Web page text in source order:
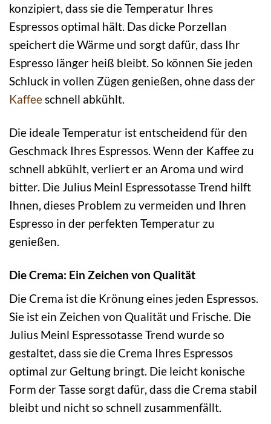
konzipiert, dass sie die Temperatur Ihres
Espressos optimal hält. Das dicke Porzellan
speichert die Wärme und sorgt dafür, dass Ihr
Espresso länger heiß bleibt. So können Sie jeden
Schluck in vollen Zügen genießen, ohne dass der
Kaffeeschnell abkühlt.
Die ideale Temperatur ist entscheidend für den
Geschmack Ihres Espressos. Wenn der Kaffee zu
schnell abkühlt, verliert er an Aroma und wird
bitter. Die Julius Meinl Espressotasse Trend hilft
Ihnen, dieses Problem zu vermeiden und Ihren
Espresso in der perfekten Temperatur zu
genießen.
Die Crema: Ein Zeichen von Qualität
Die Crema ist die Krönung eines jeden Espressos.
Sie ist ein Zeichen von Qualität und Frische. Die
Julius Meinl Espressotasse Trend wurde so
gestaltet, dass sie die Crema Ihres Espressos
optimal zur Geltung bringt. Die leicht konische
Form der Tasse sorgt dafür, dass die Crema stabil
bleibt und nicht so schnell zusammenfällt.